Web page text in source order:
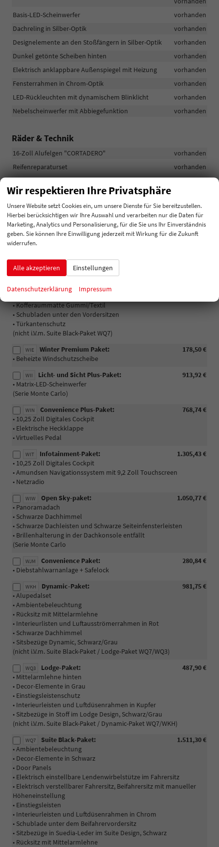
Basis-LED-Scheinwerfer
vorhanden
Dachreling in Silber-Optik
vorhanden
Designelemente an den Stoßfängern in Silber-Optik
vorhanden
Dunkel getönte Scheiben hinten
vorhanden
Elektrisch anklappbare Außenspiegel mit Heizung
vorhanden
Fensterrahmen in Chrom-Optik
vorhanden
LED-Rückleuchten mit dynamischem Blinklicht
vorhanden
Nebelscheinwerfer mit Abbiegefunktion
vorhanden
Räder & Technik
16-Zoll Alufelgen "CORTADERO"
vorhanden
Reifenreparaturset
vorhanden
Optionale Extras
Pakete
PIB 316,54 €
Assisted Drive-Paket:
• Seitenassistent Radar, hinten
PIK
Simply Clever Plus-Paket:
• Abfallbehälter
• Ein ablethalter für Kopfstütze
• Kofferaummatte Gummi/Textil
• Schubladen unter den Vordersitzen
• Türkantenschutz
(nicht i.V.m. Suite Black-Paket WQ7)
WIE 178,50 €
Winter Premium Paket:
• Beheizte Windschutzscheibe
WII 913,92 €
Licht- und Sicht Plus-Paket:
• Matrix-LED-Scheinwerfer
(Serie Monte Carlo)
WIN 768,74 €
Convenience Plus-Paket:
• 10,25 Zoll Digitales Cockpit
• Elektrische Heckklappe
• Virtuelles Pedal
WIT 1.305,43 €
Infotainment-Paket:
• 10,25 Zoll Digitales Cockpit
• Amundsen Navigationssystem mit 9,2 Zoll Touchscreen
• Netzradio
WIW 1.050,77 €
Open Sky-paket:
• Panoramadach
• Schwarze Dachhimmel
• Schwarze Dachleisten und Schwarze Seiteinfensterleisten
• Brillenhalterung in der Dachkonsole entfällt
(Serie Monte Carlo
WJM 280,84 €
Convenience Paket:
• Diebstahlwarnanlage + Safelock
WKH 981,75 €
Dynamic-Paket:
• Alupedalset
• Ambientebeleuchtung
• Rücksitz mit Mittelarmlehne
• Interieurlisten und Luftausströmerrahmen in Rot
• Schwarze Dachhimmel
• Sitsbezüge Dynamic, Schwarz/Grau
(nicht i.V.m. Suite Black-Paket / Lodge-Paket WQ7/WQ3)
WQ3 487,90 €
Lodge-Paket:
• Mittelarmlehne hinten
• Decor-Elemente in Grau
• Einstiegsleistenschutz
• Interieurleisten und Luftdüsenrahmen in Kupfer
• Sitzbezüge in Stoff im Lodge Design, Schwarz/Grau
(nicht i.V.m. Suite Black-Paket / Dynamic-Paket WQ7/WKH)
WQ7 1.511,30 €
Suite Black-Paket:
• Ambientebeleuchtung
• Decor-Elemente in Schwarz
• Door Panels
• Elektrisch einstellbare Lendenwirbelstütze im Fahrersitz
• Elektrisch verstellbarer Fahrersitz, Beifahrersitz mit manueller
Höheneinstellung
• Einstiegsleisten
• Interieurleisten und Luftdüsenrahmen in Chrom
• Schublade unter dem Beifahrervordersitz
• Sitzbezüge in Suedia-Leder im Suite Design, Schwarz
• Rücksitz mit Mittelarmlehne
Wir respektieren Ihre Privatsphäre
Unsere Website setzt Cookies ein, um unsere Dienste für Sie bereitzustellen.
Hierbei berücksichtigen wir Ihre Auswahl und verarbeiten nur die Daten für
Marketing, Analytics und Personalisierung, für die Sie uns Ihr Einverständnis
geben. Sie können Ihre Einwilligung jederzeit mit Wirkung für die Zukunft
widerrufen.
Alle akzeptieren Einstellungen
Datenschutzerklärung Impressum